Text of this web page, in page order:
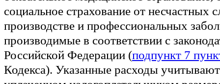
социальное страхование от несчастных
производстве и профессиональных
производимые в соответствии с
Российской Федерации (подпункт 7
Кодекса). Указанные расходы